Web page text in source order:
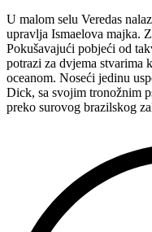
U malom selu Veredas
upravlja Ismaelova majka.
Pokušavajući pobjeći od
potrazi za dvjema stvarima
oceanom. Noseći jedinu
Dick, sa svojim tronožnim
preko surovog brazilskog